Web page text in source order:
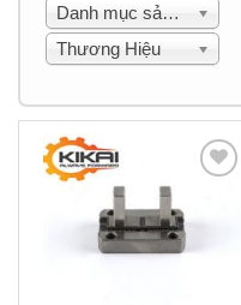
Danh mục sản phẩm
Thương Hiệu
wishlist